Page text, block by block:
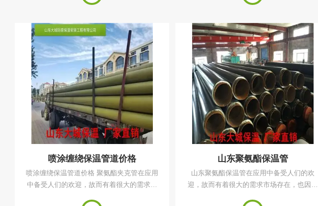
需要针对具体用途与结构进行处理。对于有
对具体用途与结构进行处理。对于有内管和
喷涂缠绕保温管道价格
喷涂缠绕保温管道价格 聚氨酯夹克管在应用
中备受人们的欢迎，故而有着很大的需求市
山东聚氨酯保温管
山东聚氨酯保温管在应用中备受人们的欢
迎，故而有着很大的需求市场存在，也因此